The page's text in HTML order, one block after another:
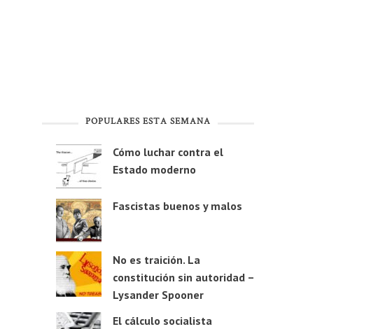
POPULARES ESTA SEMANA
Cómo luchar contra el
Estado moderno
Fascistas buenos y malos
No es traición. La
constitución sin autoridad –
Lysander Spooner
El cálculo socialista